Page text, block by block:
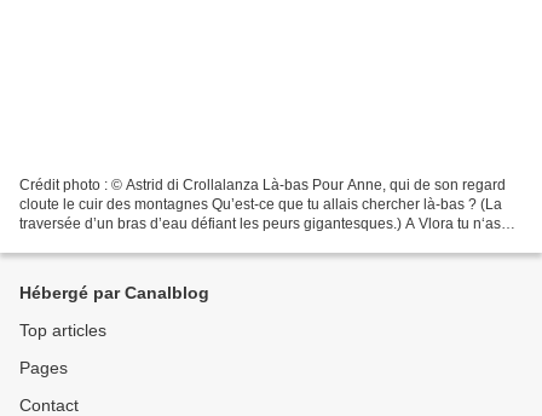
Crédit photo : © Astrid di Crollalanza Là-bas Pour Anne, qui de son regard
cloute le cuir des montagnes Qu’est-ce que tu allais chercher là-bas ? (La
traversée d’un bras d’eau défiant les peurs gigantesques.) A Vlora tu n‘as
Hébergé par Canalblog
Top articles
Pages
Contact